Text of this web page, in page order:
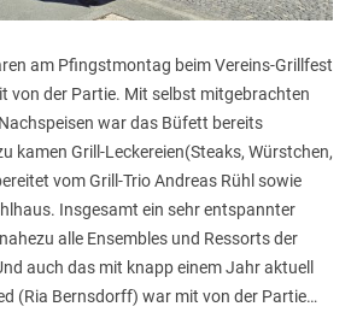
am Pfingstmontag beim Vereins-Grillfest
von der Partie. Mit selbst mitgebrachten
war das Büfett bereits
kamen Grill-Leckereien(Steaks, Würstchen,
vom Grill-Trio Andreas Rühl sowie
Insgesamt ein sehr entspannter
alle Ensembles und Ressorts der
auch das mit knapp einem Jahr aktuell
(Ria Bernsdorff) war mit von der Partie…